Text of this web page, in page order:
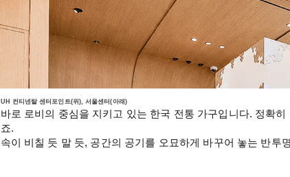
UH 컨티넨탈 센터포인트(위), 서울센터(아래)
바로 로비의 중심을 지키고 있는 한국 전통 가구입니다. 정확
죠.
속이 비칠 듯 말 듯, 공간의 공기를 오묘하게 바꾸어 놓는 반